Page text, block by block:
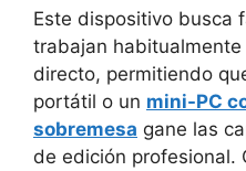
Este dispositivo busca
trabajan
directo, permitiendo
portátil o un mini-PC
sobremesa gane las
de edición profesional.